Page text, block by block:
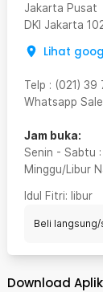
Jakarta Pusat
DKI Jakarta
Lihat
Telp : (021) 39
Whatsapp
Jam buka:
Senin - Sabtu :
Minggu/Libur
Idul Fitri: libur
Beli
Download